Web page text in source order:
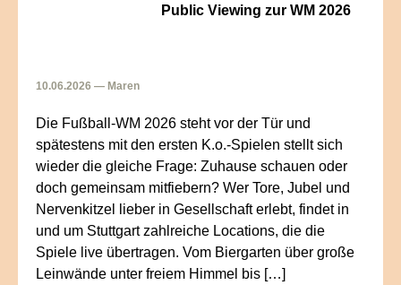
Public Viewing zur WM 2026
10.06.2026 — Maren
Die Fußball-WM 2026 steht vor der Tür und
spätestens mit den ersten K.o.-Spielen stellt sich
wieder die gleiche Frage: Zuhause schauen oder
doch gemeinsam mitfiebern? Wer Tore, Jubel und
Nervenkitzel lieber in Gesellschaft erlebt, findet in
und um Stuttgart zahlreiche Locations, die die
Spiele live übertragen. Vom Biergarten über große
Leinwände unter freiem Himmel bis […]